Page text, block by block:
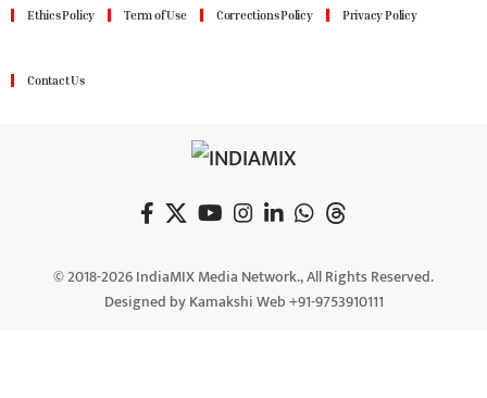
Ethics Policy Term of Use Corrections Policy Privacy Policy
Contact Us
© 2018-2026 IndiaMIX Media Network., All Rights Reserved.
Designed by Kamakshi Web +91-9753910111